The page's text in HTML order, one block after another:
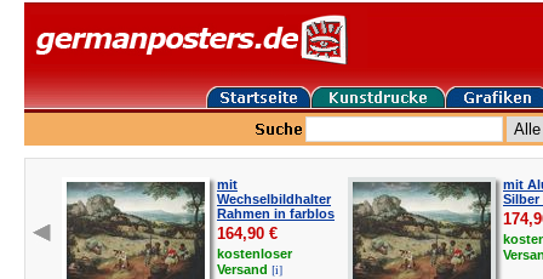
mit
Wechselbildhalter
Rahmen in farblos
164,90 €
kostenloser
Versand [i]
mit
Silber